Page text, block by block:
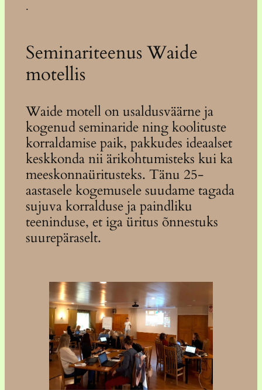
.
Seminariteenus Waide
motellis
Waide motell on usaldusväärne ja
kogenud seminaride ning koolituste
korraldamise paik, pakkudes ideaalset
keskkonda nii ärikohtumisteks kui ka
meeskonnaüritusteks. Tänu 25-
aastasele kogemusele suudame tagada
sujuva korralduse ja paindliku
teeninduse, et iga üritus õnnestuks
suurepäraselt.